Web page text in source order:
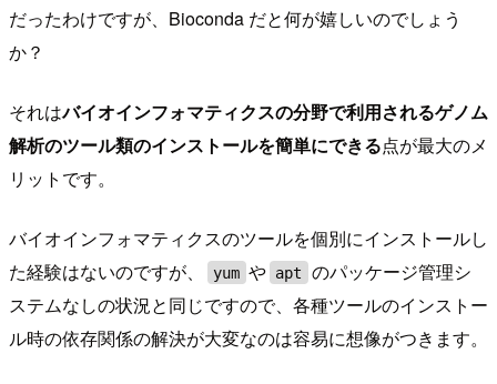
だったわけですが、Bioconda だと何が嬉しいのでしょう
か？
それはバイオインフォマティクスの分野で利用されるゲノム
解析のツール類のインストールを簡単にできる点が最大のメ
リットです。
バイオインフォマティクスのツールを個別にインストールし
た経験はないのですが、
yum や apt
のパッケージ管理シ
ステムなしの状況と同じですので、各種ツールのインストー
ル時の依存関係の解決が大変なのは容易に想像がつきます。